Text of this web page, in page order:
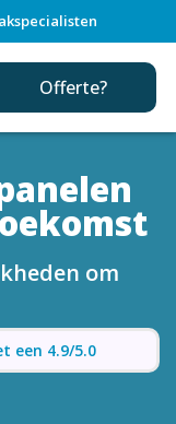
Offerte?
om
een 4.9/5.0